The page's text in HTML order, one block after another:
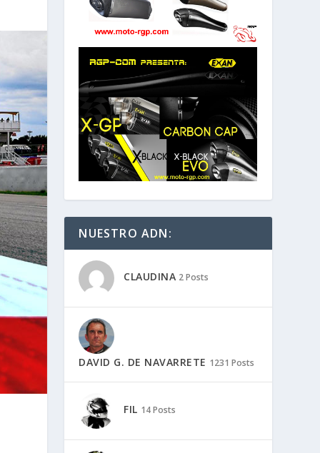
NUESTRO ADN:
CLAUDINA 2 Posts
DAVID G. DE NAVARRETE 1231 Posts
FIL 14 Posts